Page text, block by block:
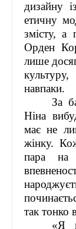
дизайну
етичну
змісту, а
Орден
лише
навпаки.
За
Ніна
має не
жінку.
пара на
так тонко
«Я